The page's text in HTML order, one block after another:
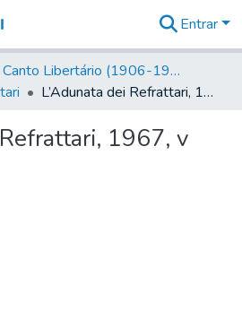
&
Coleções
Tudo na
Digital
Entrar
Canto Libertário (1906-1995)
L’Adunata dei Refrattari, 1967, v XLVI, n 26
1967, v